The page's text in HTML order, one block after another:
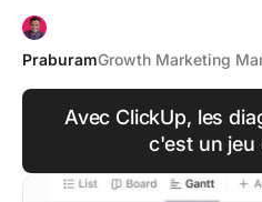
PraburamGrowth Marketing
Avec ClickUp, les
c'est un jeu